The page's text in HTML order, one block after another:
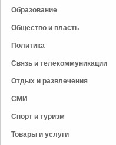
Образование
Общество и власть
Политика
Связь и телекоммуникации
Отдых и развлечения
СМИ
Спорт и туризм
Товары и услуги